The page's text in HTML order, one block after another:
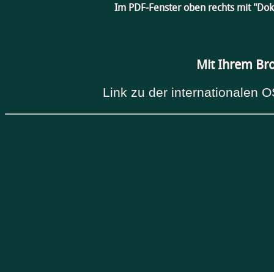
Im PDF-Fenster oben rechts mit
Mit Ihrem
Link zu der internationalen